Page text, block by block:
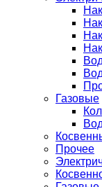
Газовые
Прочее